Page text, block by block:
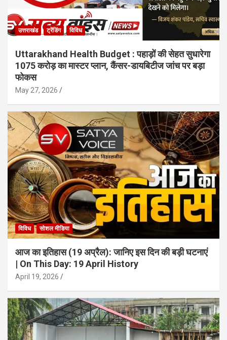
उत्तराखंड ट्रेंडिंग विविध
Uttarakhand Health Budget : पहाड़ों की सेहत सुधारेगा
1075 करोड़ का मास्टर प्लान, कैंसर-डायबिटीज जांच पर बड़ा
फोकस
May 27, 2026
विविध सोशल मीडिया
आज का इतिहास (19 अप्रैल): जानिए इस दिन की बड़ी घटनाएं
| On This Day: 19 April History
April 19, 2026